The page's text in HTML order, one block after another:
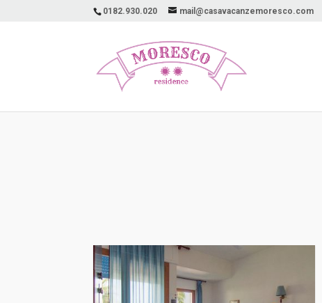
0182.930.020 mail@casavacanzemoresco.com